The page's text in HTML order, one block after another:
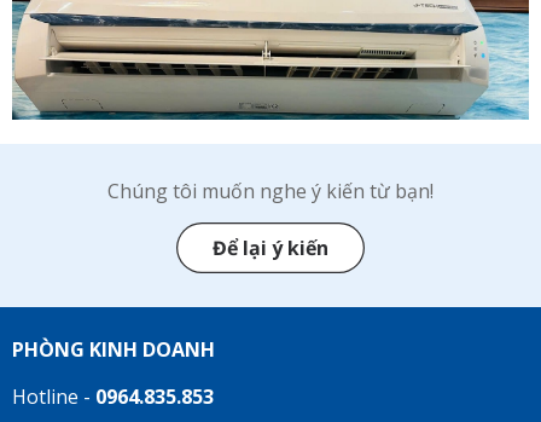
Chúng tôi muốn nghe ý kiến từ bạn!
Để lại ý kiến
PHÒNG KINH DOANH
Hotline - 0964.835.853